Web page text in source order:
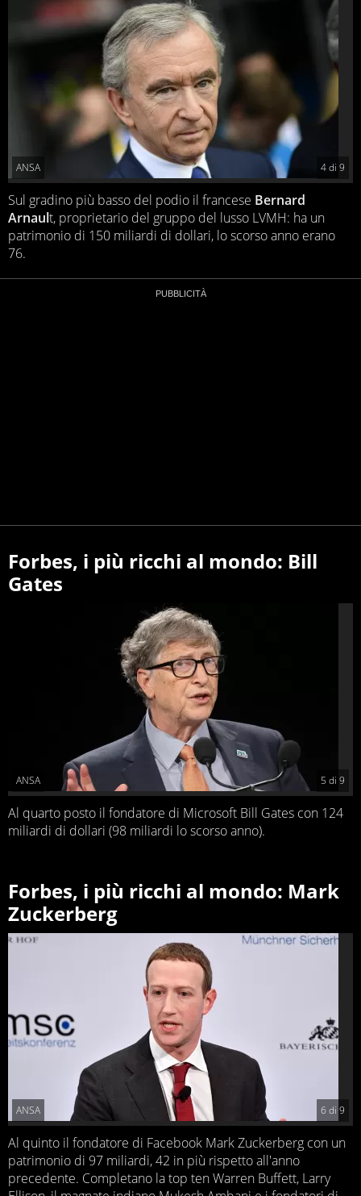
4di 9
ANSA
Sul gradino più basso del podio il francese Bernard
Arnault, proprietario del gruppo del lusso LVMH: ha un
patrimonio di 150 miliardi di dollari, lo scorso anno erano
76.
Forbes, i più ricchi al mondo: Bill
Gates
5 di 9
ANSA
Al quarto posto il fondatore di Microsoft Bill Gates con 124
miliardi di dollari (98 miliardi lo scorso anno).
Forbes, i più ricchi al mondo: Mark
Zuckerberg
6 di 9
ANSA
Al quinto il fondatore di Facebook Mark Zuckerberg con un
patrimonio di 97 miliardi, 42 in più rispetto all'anno
precedente. Completano la top ten Warren Buffett, Larry